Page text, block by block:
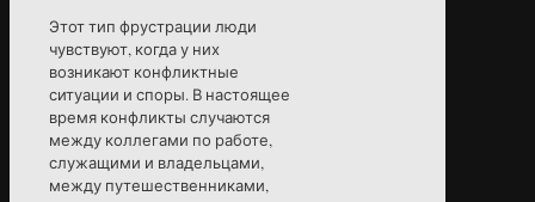
Этот тип фрустрации люди
чувствуют, когда у них
возникают конфликтные
ситуации и споры. В настоящее
время конфликты случаются
между коллегами по работе,
служащими и владельцами,
между путешественниками,